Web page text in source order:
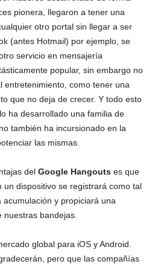
pionera, llegaron a tener una
otro portal sin llegar a ser
(antes Hotmail) por ejemplo, se
servicio en mensajería
popular, sin embargo no
entretenimiento, como tener una
que no deja de crecer. Y todo esto
ha desarrollado una familia de
también ha incursionado en la
las mismas.
del Google Hangouts es que
dispositivo se registrará como tal
y propiciará una
bandejas.
global para iOS y Android.
pero que las compañías